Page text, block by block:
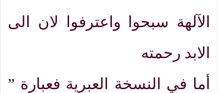
الآلهة سبحوا واعترفوا لان الى
الابد رحمته
أما في النسخة العبرية فعبارة ”